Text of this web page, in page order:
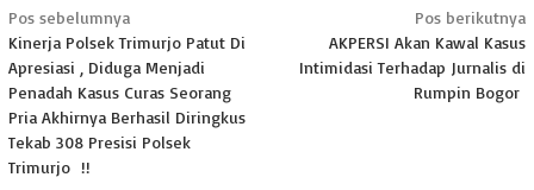
Navigasi
pos
Pos sebelumnya
Kinerja Polsek Trimurjo Patut Di
Apresiasi , Diduga Menjadi
Penadah Kasus Curas Seorang
Pria Akhirnya Berhasil Diringkus
Tekab 308 Presisi Polsek
Trimurjo !!
Pos berikutnya
AKPERSI Akan Kawal Kasus
Intimidasi Terhadap Jurnalis di
Rumpin Bogor